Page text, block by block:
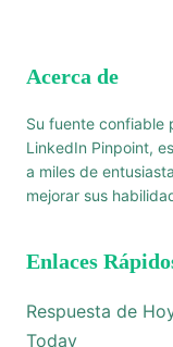
Acerca de
Su fuente confiable
LinkedIn Pinpoint,
a miles de
mejorar sus
Enlaces
Respuesta de
Today